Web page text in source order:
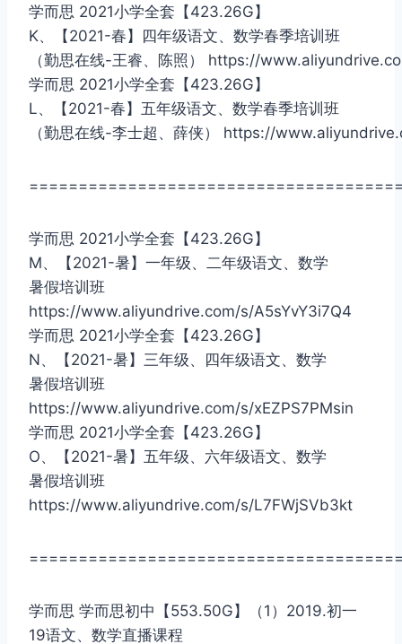
学而思 2021小学全套【423.26G】
K、【2021-春】四年级语文、数学春季培训班
（勤思在线-王睿、陈照） https://
学而思 2021小学全套【423.26G】
L、【2021-春】五年级语文、数学春季培训班
（勤思在线-李士超、薛侠） https://
学而思 2021小学全套【423.26G】
M、【2021-暑】一年级、二年级语文、数学
暑假培训班
https://www.aliyundrive.com/s/A5sYvY3i7Q4
学而思 2021小学全套【423.26G】
N、【2021-暑】三年级、四年级语文、数学
暑假培训班
https://www.aliyundrive.com/s/xEZPS7PMsin
学而思 2021小学全套【423.26G】
O、【2021-暑】五年级、六年级语文、数学
暑假培训班
https://www.aliyundrive.com/s/L7FWjSVb3kt
学而思 学而思初中【553.50G】（1）2019.初一
19语文、数学直播课程